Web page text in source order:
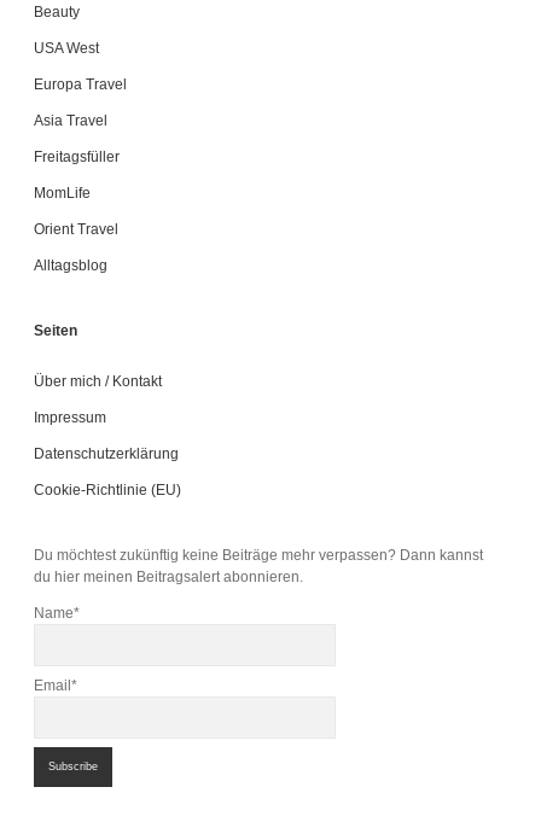
Beauty
USA West
Europa Travel
Asia Travel
Freitagsfüller
MomLife
Orient Travel
Alltagsblog
Seiten
Über mich / Kontakt
Impressum
Datenschutzerklärung
Cookie-Richtlinie (EU)
Du möchtest zukünftig keine Beiträge mehr verpassen? Dann kannst
du hier meinen Beitragsalert abonnieren.
Name*
Email*